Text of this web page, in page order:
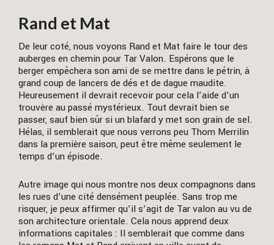
Rand et Mat
De leur coté, nous voyons Rand et Mat faire le tour des
auberges en chemin pour Tar Valon. Espérons que le
berger empêchera son ami de se mettre dans le pétrin, à
grand coup de lancers de dés et de dague maudite.
Heureusement il devrait recevoir pour cela l’aide d’un
trouvère au passé mystérieux. Tout devrait bien se
passer, sauf bien sûr si un blafard y met son grain de sel.
Hélas, il semblerait que nous verrons peu Thom Merrilin
dans la première saison, peut être même seulement le
temps d’un épisode.
Autre image qui nous montre nos deux compagnons dans
les rues d’une cité densément peuplée. Sans trop me
risquer, je peux affirmer qu’il s’agit de Tar valon au vu de
son architecture orientale. Cela nous apprend deux
informations capitales : Il semblerait que comme dans